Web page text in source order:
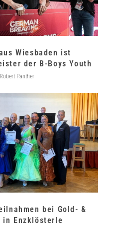
Wiesbaden ist
der B-Boys Youth
Robert Panther
bei Gold- &
in Enzklösterle